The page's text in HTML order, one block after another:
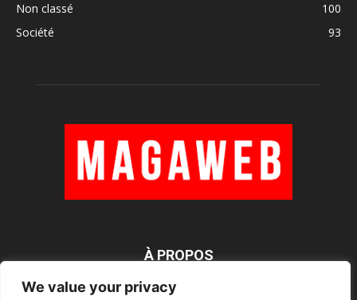
We value your privacy
Non classé
100
Société
93
À PROPOS